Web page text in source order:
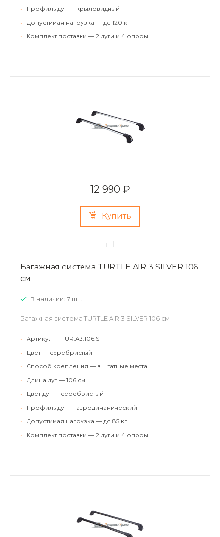
•
Профиль дуг — крыловидный
•
Допустимая нагрузка — до 120 кг
•
Комплект поставки — 2 дуги и 4 опоры
12 990 ₽
Купить
Багажная система TURTLE AIR 3 SILVER 106
см
В наличии: 7 шт.
Багажная система TURTLE AIR 3 SILVER 106 см
•
Артикул — TUR.A3.106.S
•
Цвет — серебристый
•
Способ крепления — в штатные места
•
Длина дуг — 106 см
•
Цвет дуг — серебристый
•
Профиль дуг — аэродинамический
•
Допустимая нагрузка — до 85 кг
•
Комплект поставки — 2 дуги и 4 опоры